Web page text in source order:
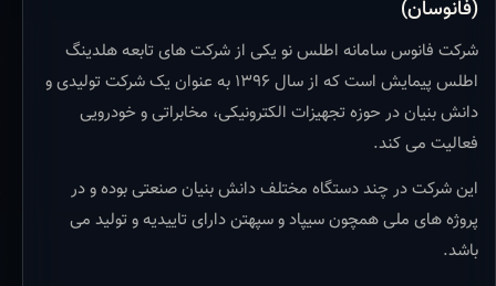
(فانوسان)
شرکت فانوس سامانه اطلس نو یکی از شرکت های تابعه هلدینگ
اطلس پیمایش است که از سال ۱۳۹۶ به عنوان یک شرکت تولیدی و
دانش بنیان در حوزه تجهیزات الکترونیکی، مخابراتی و خودرویی
فعالیت می کند.
این شرکت در چند دستگاه مختلف دانش بنیان صنعتی بوده و در
پروژه های ملی همچون سیپاد و سپهتن دارای تاییدیه و تولید می
باشد.